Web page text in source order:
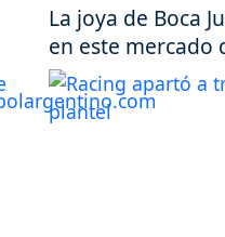
La joya de Boca
en este mercado